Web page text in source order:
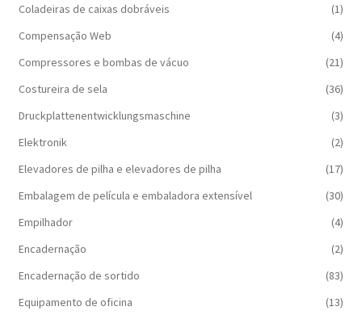
Coladeiras de caixas dobráveis
(1)
Compensação Web
(4)
Compressores e bombas de vácuo
(21)
Costureira de sela
(36)
Druckplattenentwicklungsmaschine
(3)
Elektronik
(2)
Elevadores de pilha e elevadores de pilha
(17)
Embalagem de película e embaladora extensível
(30)
Empilhador
(4)
Encadernação
(2)
Encadernação de sortido
(83)
Equipamento de oficina
(13)